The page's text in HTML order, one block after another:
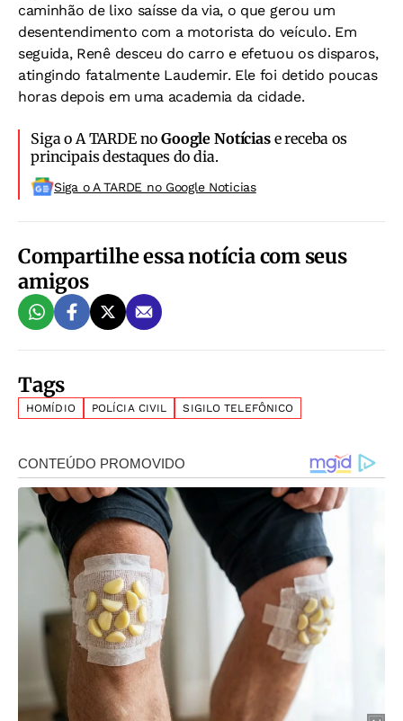
caminhão de lixo saísse da via, o que gerou um
desentendimento com a motorista do veículo. Em
seguida, Renê desceu do carro e efetuou os disparos,
atingindo fatalmente Laudemir. Ele foi detido poucas
horas depois em uma academia da cidade.
Siga o A TARDE noGoogle Notíciase receba os
principais destaques do dia.
Siga o A TARDE no Google Noticias
Compartilhe essa notícia com seus
amigos
Tags
HOMÍDIO POLÍCIA CIVIL SIGILO TELEFÔNICO